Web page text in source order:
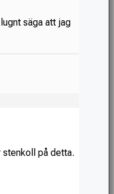
säga att jag
stenkoll på detta.